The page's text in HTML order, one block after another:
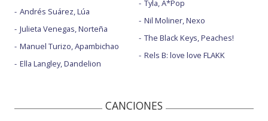
Andrés Suárez, Lúa
Julieta Venegas, Norteña
Manuel Turizo, Apambichao
Ella Langley, Dandelion
Tyla, A*Pop
Nil Moliner, Nexo
The Black Keys, Peaches!
Rels B: love love FLAKK
CANCIONES